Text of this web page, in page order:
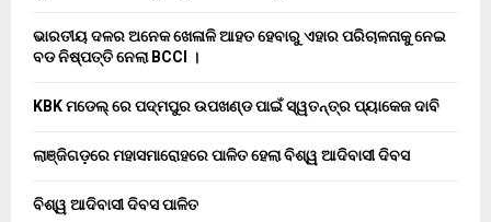
ଭାରତୀୟ ଦଳର ଅନେକ ଖେଳାଳି ଆହତ ହେବାରୁ ଏହାର ପରିଚାଳନାକୁ ନେଇ
ବଡ ନିଷ୍ପତ୍ତି ନେଲା BCCI ।
KBK ମଡେଲ୍ ରେ ପଦ୍ମପୁର ଉପଖଣ୍ଡ ପାଇଁ ସ୍ୱତନ୍ତ୍ର ପ୍ୟାକେଜ ଦାବି
ଲାଞ୍ଜିଗଡ଼ରେ ମହାସମାରୋହରେ ପାଳିତ ହେଲା ବିଶ୍ୱ ଆଦିବାସୀ ଦିବସ
ବିଶ୍ୱ ଆଦିବାସୀ ଦିବସ ପାଳିତ